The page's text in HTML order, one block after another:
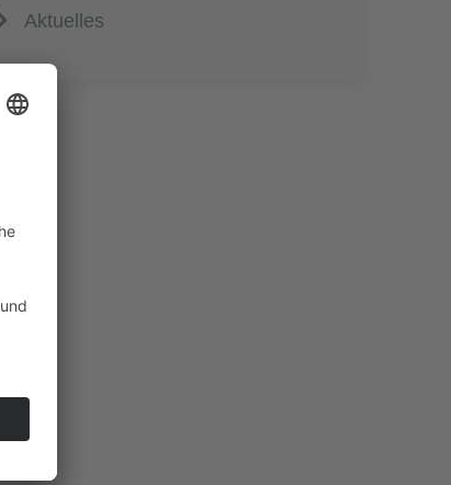
Aktuelles